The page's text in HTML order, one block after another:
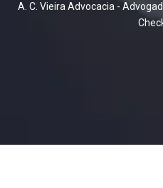
A. C. Vieira Advocacia -